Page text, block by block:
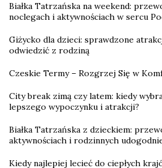
Białka Tatrzańska na weekend:
noclegach i aktywnościach w sercu
Giżycko dla dzieci: sprawdzone
odwiedzić z rodziną
Czeskie Termy – Rozgrzej Się w
City break zimą czy latem: kiedy
lepszego wypoczynku i atrakcji?
Białka Tatrzańska z dzieckiem:
aktywnościach i rodzinnych
Kiedy najlepiej lecieć do ciepłych